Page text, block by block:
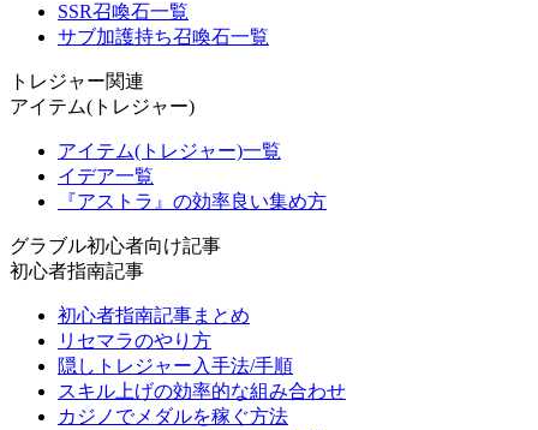
SSR召喚石一覧
サブ加護持ち召喚石一覧
トレジャー関連
アイテム(トレジャー)
アイテム(トレジャー)一覧
イデア一覧
『アストラ』の効率良い集め方
グラブル初心者向け記事
初心者指南記事
初心者指南記事まとめ
リセマラのやり方
隠しトレジャー入手法/手順
スキル上げの効率的な組み合わせ
カジノでメダルを稼ぐ方法